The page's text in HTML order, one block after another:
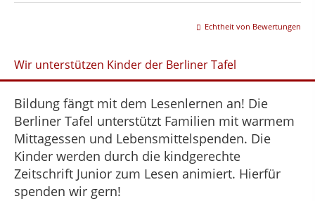
Echtheit von Bewertungen
Wir unterstützen Kinder der Berliner Tafel
Bildung fängt mit dem Lesenlernen an! Die
Berliner Tafel unterstützt Familien mit warmem
Mittagessen und Lebensmittelspenden. Die
Kinder werden durch die kindgerechte
Zeitschrift Junior zum Lesen animiert. Hierfür
spenden wir gern!